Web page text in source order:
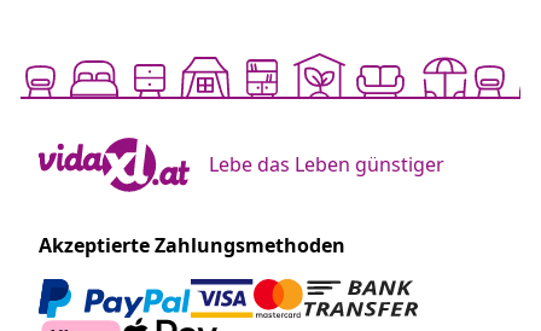
Lebe das Leben günstiger
Akzeptierte Zahlungsmethoden